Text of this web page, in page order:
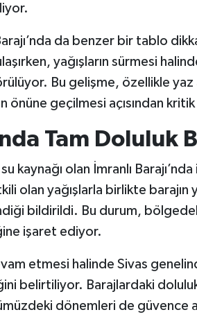
da benzer bir tablo
yağışların sürmesi
Bu gelişme, özellikle yaz
önüne geçilmesi açısından
Tam Doluluk
kaynağı olan İmranlı
olan yağışlarla birlikte
bildirildi. Bu durum,
işaret ediyor.
etmesi halinde Sivas
belirtiliyor. Barajlardaki doluluk
dönemleri de güvence